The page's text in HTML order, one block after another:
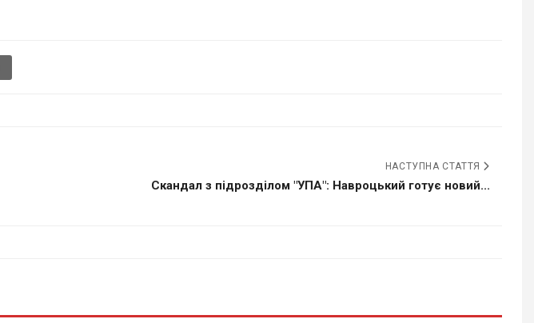
НАСТУПНА СТАТТЯ
Скандал з підрозділом "УПА": Навроцький готує новий...